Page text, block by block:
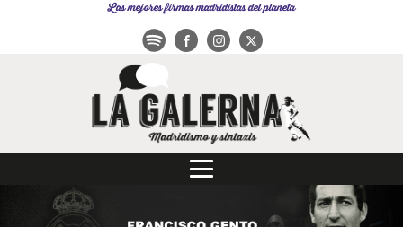
Las mejores firmas madridistas del planeta